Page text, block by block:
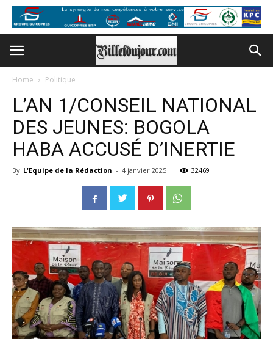
Home Politique
L’AN 1/CONSEIL NATIONAL
DES JEUNES: BOGOLA
HABA ACCUSÉ D’INERTIE
By L'Equipe de la Rédaction - 4 janvier 2025 32469